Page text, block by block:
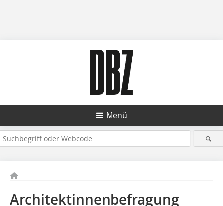
Menü
Architektinnenbefragung